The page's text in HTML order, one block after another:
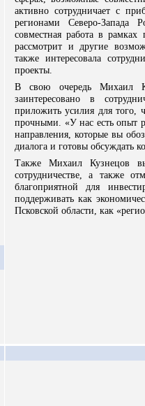
активно сотрудничает с
регионами Северо-Запада
совместная работа в рамках
рассмотрит и другие
также интересовала
проекты.
В свою очередь Михаил
заинтересовано в
приложить усилия для того,
прочными. «У нас есть опыт
направления, которые вы
диалога и готовы обсуждать
Также Михаил Кузнецов
сотрудничестве, а также
благоприятной для
поддерживать как
Псковской области, как